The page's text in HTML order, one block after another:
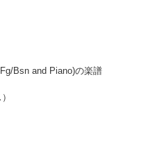
Bsn and Piano)の楽譜